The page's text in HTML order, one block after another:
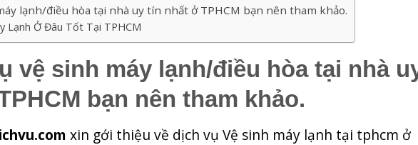
lạnh/điều hòa tại nhà uy tín nhất ở TPHCM bạn nên tham khảo.
Lạnh Ở Đâu Tốt Tại TPHCM
vệ sinh máy lạnh/điều hòa tại nhà
bạn nên tham khảo.
xin gới thiệu về dịch vụ Vệ sinh máy lạnh tại tphcm ở